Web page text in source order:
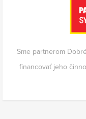
Sme partnerom
financovať jeho